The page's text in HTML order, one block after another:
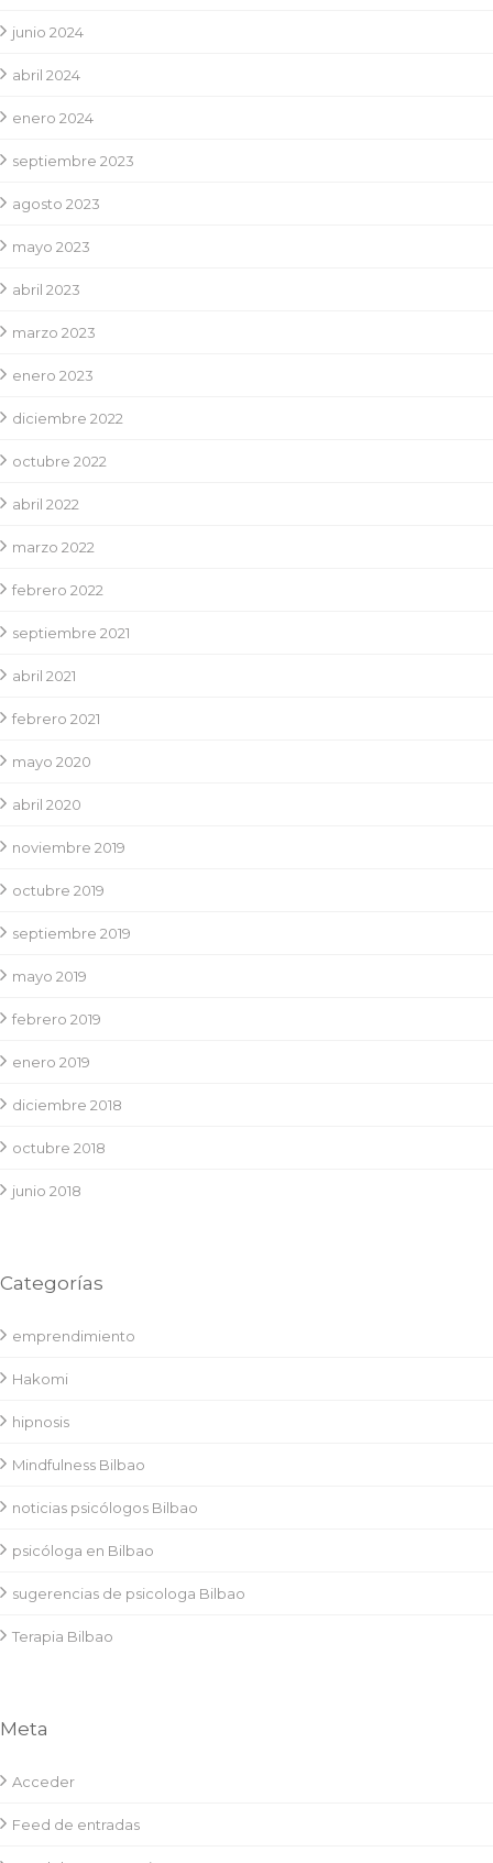
junio 2024
abril 2024
enero 2024
septiembre 2023
agosto 2023
mayo 2023
abril 2023
marzo 2023
enero 2023
diciembre 2022
octubre 2022
abril 2022
marzo 2022
febrero 2022
septiembre 2021
abril 2021
febrero 2021
mayo 2020
abril 2020
noviembre 2019
octubre 2019
septiembre 2019
mayo 2019
febrero 2019
enero 2019
diciembre 2018
octubre 2018
junio 2018
Categorías
emprendimiento
Hakomi
hipnosis
Mindfulness Bilbao
noticias psicólogos Bilbao
psicóloga en Bilbao
sugerencias de psicologa Bilbao
Terapia Bilbao
Meta
Acceder
Feed de entradas